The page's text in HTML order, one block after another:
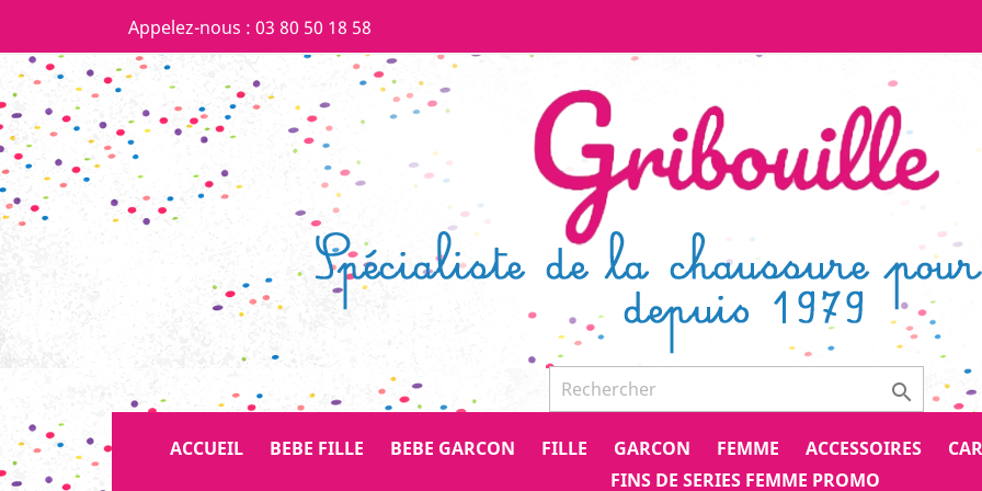
Appelez-nous : 03 80 50 18 58

ACCUEIL BEBE FILLE BEBE GARCON FILLE GARCON FEMME ACCESSOIRES
FINS DE SERIES FEMME PROMO